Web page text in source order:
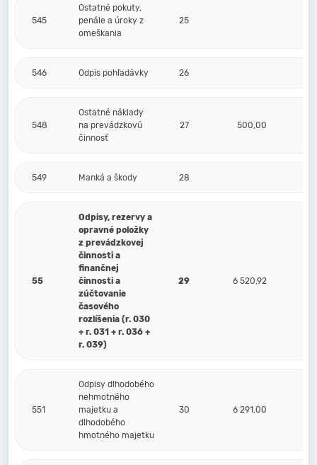
545
Ostatné pokuty,
penále a úroky z
omeškania
25
546 Odpis pohľadávky 26
548
Ostatné náklady
na prevádzkovú
činnosť
27 500,00
549 Manká a škody 28
55
Odpisy, rezervy a
opravné položky
z prevádzkovej
činnosti a
finančnej
činnosti a
zúčtovanie
časového
rozlíšenia (r. 030
+ r. 031 + r. 036 +
r. 039)
29 6 520,92
551
Odpisy dlhodobého
nehmotného
majetku a
dlhodobého
hmotného majetku
30 6 291,00